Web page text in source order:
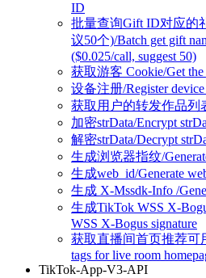
ID
批量查询Gift ID对应的
议50个)/Batch get gift
($0.025/call, suggest 50)
获取游客 Cookie/Get the
设备注册/Register
获取用户的转发作品列
加密strData/Encrypt
解密strData/Decrypt
生成浏览器指纹/
生成web_id/Generate
生成 X-Mssdk-Info /
生成TikTok WSS X-
WSS X-Bogus signature
获取直播间首页推荐可
tags for live room
TikTok-App-V3-API